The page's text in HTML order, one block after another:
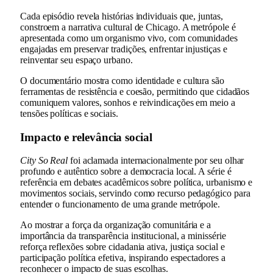
Cada episódio revela histórias individuais que, juntas,
constroem a narrativa cultural de Chicago. A metrópole é
apresentada como um organismo vivo, com comunidades
engajadas em preservar tradições, enfrentar injustiças e
reinventar seu espaço urbano.
O documentário mostra como identidade e cultura são
ferramentas de resistência e coesão, permitindo que cidadãos
comuniquem valores, sonhos e reivindicações em meio a
tensões políticas e sociais.
Impacto e relevância social
City So Real foi aclamada internacionalmente por seu olhar
profundo e autêntico sobre a democracia local. A série é
referência em debates acadêmicos sobre política, urbanismo e
movimentos sociais, servindo como recurso pedagógico para
entender o funcionamento de uma grande metrópole.
Ao mostrar a força da organização comunitária e a
importância da transparência institucional, a minissérie
reforça reflexões sobre cidadania ativa, justiça social e
participação política efetiva, inspirando espectadores a
reconhecer o impacto de suas escolhas.